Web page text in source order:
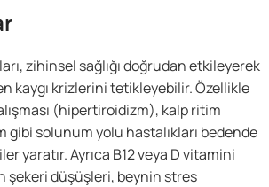
zihinsel sağlığı doğrudan etkileyerek
kaygı krizlerini tetikleyebilir. Özellikle
(hipertiroidizm), kalp ritim
gibi solunum yolu hastalıkları bedende
yaratır. Ayrıca B12 veya D vitamini
şekeri düşüşleri, beynin stres